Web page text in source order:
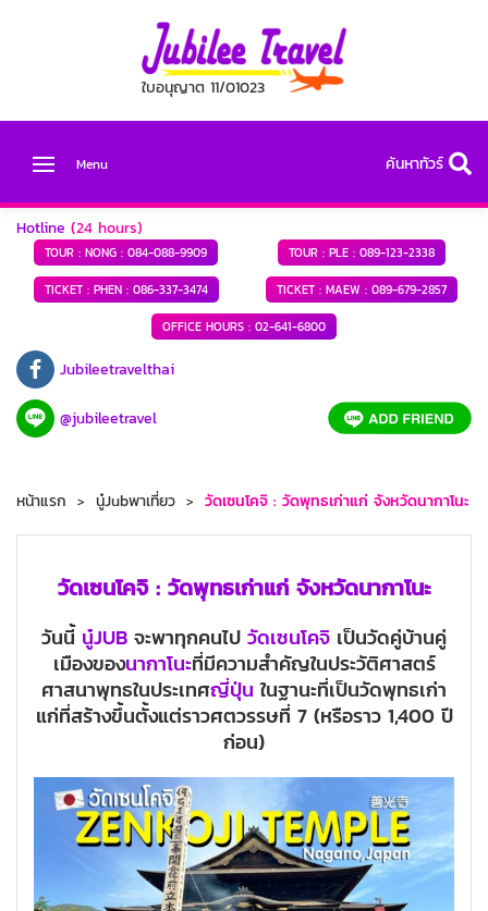
ใบอนุญาต 11/01023
Menu ค้นหาทัวร์
Hotline (24 hours)
TOUR : NONG : 084-088-9909 TOUR : PLE : 089-123-2338
TICKET : PHEN :086-337-3474 TICKET : MAEW : 089-679-2857
OFFICE HOURS : 02-641-6800
Jubileetravelthai
@jubileetravel
หน้าแรก นู๋Jubพาเที่ยว วัดเซนโคจิ : วัดพุทธเก่าแก่ จังหวัดนากาโนะ
วัดเซนโคจิ : วัดพุทธเก่าแก่ จังหวัดนากาโนะ
วันนี้ นู๋JUB จะพาทุกคนไป วัดเซนโคจิ เป็นวัดคู่บ้านคู่
เมืองของนากาโนะที่มีความสำคัญในประวัติศาสตร์
ศาสนาพุทธในประเทศญี่ปุ่น ในฐานะที่เป็นวัดพุทธเก่า
แก่ที่สร้างขึ้นตั้งแต่ราวศตวรรษที่ 7 (หรือราว 1,400 ปี
ก่อน)